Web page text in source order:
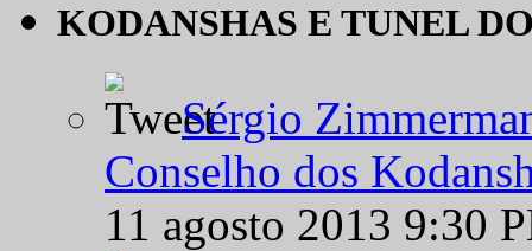
KODANSHAS E TUNEL
Sérgio
Conselho dos
11 agosto 2013 9:30